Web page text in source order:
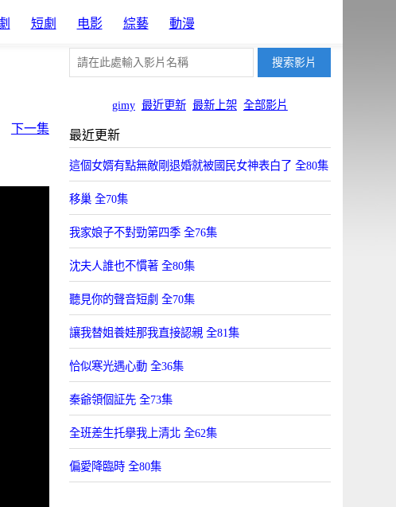
短劇 电影 綜藝 動漫
gimy 最近更新 最新上架 全部影片
下一集 最近更新
這個女婿有點無敵剛退婚就被國民女神表白了 全80集
移巢 全70集
我家娘子不對勁第四季 全76集
沈夫人誰也不慣著 全80集
聽見你的聲音短劇 全70集
讓我替姐養娃那我直接認親 全81集
恰似寒光遇心動 全36集
秦爺領個証先 全73集
全班差生托擧我上清北 全62集
偏愛降臨時 全80集